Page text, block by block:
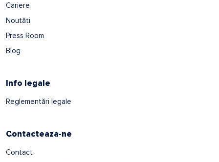
Cariere
Noutăți
Press Room
Blog
Info legale
Reglementări legale
Contacteaza-ne
Contact